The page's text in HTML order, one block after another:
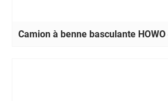
Camion à benne basculante